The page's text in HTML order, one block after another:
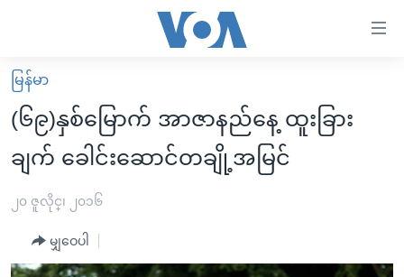
လွယ်ကူ
စေ
သည့်
Link
များ
အကြောင်းအရာ
မူလစာမျက်နှာ
မြန်မာ
ကမ္ဘာ့သတင်းများ
နိုင်ငံတကာ
ဗွီဒီယို
ရပ်ဝန်းတခု လမ်းတခု အလွန်
မြန်မာ
(၆၉)နှစ်မြောက် အာဇာနည်နေ့ ထူးခြား
ချက် ခေါင်းဆောင်တချို့အမြင်
၂၀ ဇူလိုင္၊ ၂၀၁၆
မျှဝေပါ